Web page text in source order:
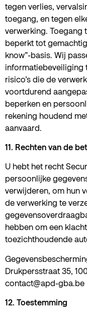
tegen verlies,
toegang, en tegen
verwerking. Toegang
beperkt tot
know”-basis. Wij
informatiebeveiliging
risico’s die de
voortdurend
beperken en
rekening houdend
aanvaard.
11. Rechten van de
U hebt het recht
persoonlijke
verwijderen, om hun
de verwerking te
hebben om een
toezichthoudende
Drukpersstraat 35,
contact@apd-gba.be
12. Toestemming